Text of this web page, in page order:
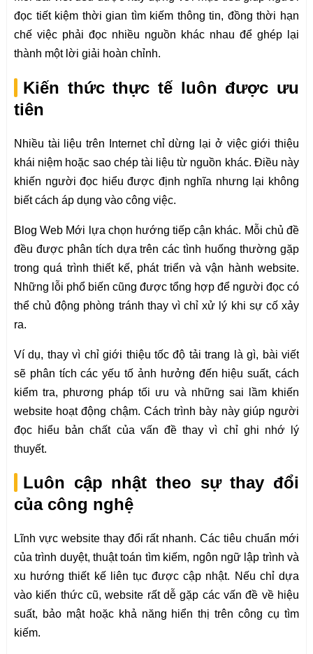
đọc tiết kiệm thời gian tìm kiếm thông tin, đồng thời hạn
chế việc phải đọc nhiều nguồn khác nhau để ghép lại
thành một lời giải hoàn chỉnh.
Kiến thức thực tế luôn được ưu
tiên
Nhiều tài liệu trên Internet chỉ dừng lại ở việc giới thiệu
khái niệm hoặc sao chép tài liệu từ nguồn khác. Điều này
khiến người đọc hiểu được định nghĩa nhưng lại không
biết cách áp dụng vào công việc.
Blog Web Mới lựa chọn hướng tiếp cận khác. Mỗi chủ đề
đều được phân tích dựa trên các tình huống thường gặp
trong quá trình thiết kế, phát triển và vận hành website.
Những lỗi phổ biến cũng được tổng hợp để người đọc có
thể chủ động phòng tránh thay vì chỉ xử lý khi sự cố xảy
ra.
Ví dụ, thay vì chỉ giới thiệu tốc độ tải trang là gì, bài viết
sẽ phân tích các yếu tố ảnh hưởng đến hiệu suất, cách
kiểm tra, phương pháp tối ưu và những sai lầm khiến
website hoạt động chậm. Cách trình bày này giúp người
đọc hiểu bản chất của vấn đề thay vì chỉ ghi nhớ lý
thuyết.
Luôn cập nhật theo sự thay đổi
của công nghệ
Lĩnh vực website thay đổi rất nhanh. Các tiêu chuẩn mới
của trình duyệt, thuật toán tìm kiếm, ngôn ngữ lập trình và
xu hướng thiết kế liên tục được cập nhật. Nếu chỉ dựa
vào kiến thức cũ, website rất dễ gặp các vấn đề về hiệu
suất, bảo mật hoặc khả năng hiển thị trên công cụ tìm
kiếm.